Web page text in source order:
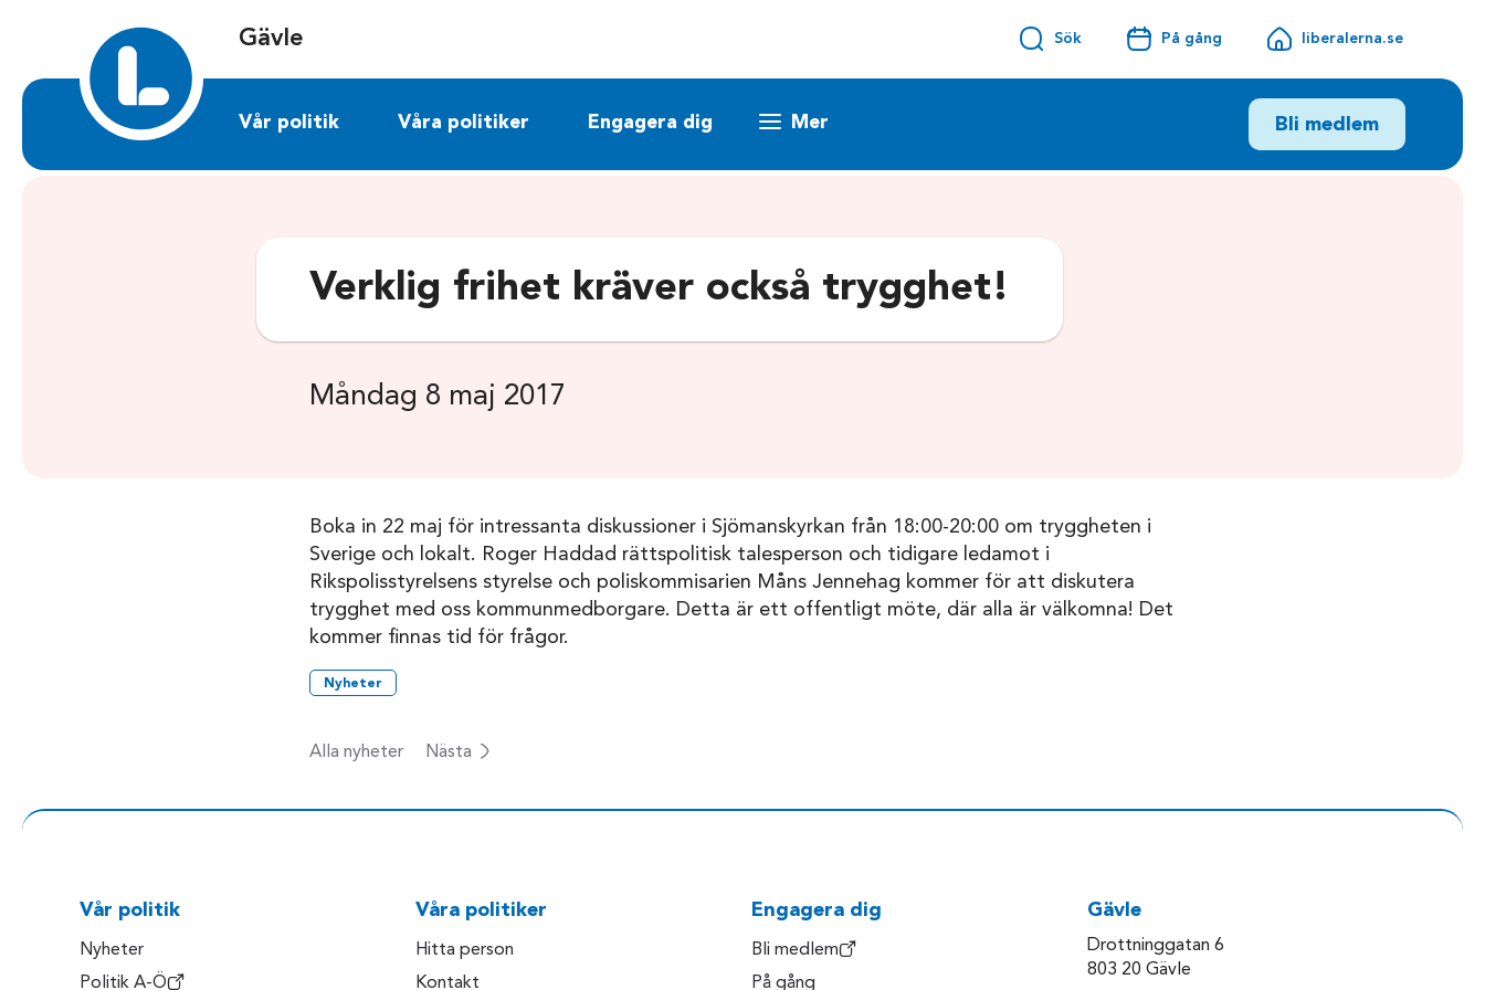
Gävle Sök På gång liberalerna.se
Vår politik Våra politiker Engagera dig Mer Bli medlem
Verklig frihet kräver också trygghet!
Måndag 8 maj 2017
Boka in 22 maj för intressanta diskussioner i Sjömanskyrkan från 18:00-20:00 om tryggheten i
Sverige och lokalt. Roger Haddad rättspolitisk talesperson och tidigare ledamot i
Rikspolisstyrelsens styrelse och poliskommisarien Måns Jennehag kommer för att diskutera
trygghet med oss kommunmedborgare. Detta är ett offentligt möte, där alla är välkomna! Det
kommer finnas tid för frågor.
Nyheter
Alla nyheter Nästa
Vår politik
Nyheter
Politik A-Ö
Våra politiker
Hitta person
Kontakt
Engagera dig
Bli medlem
På gång
Gävle
Drottninggatan 6
803 20 Gävle